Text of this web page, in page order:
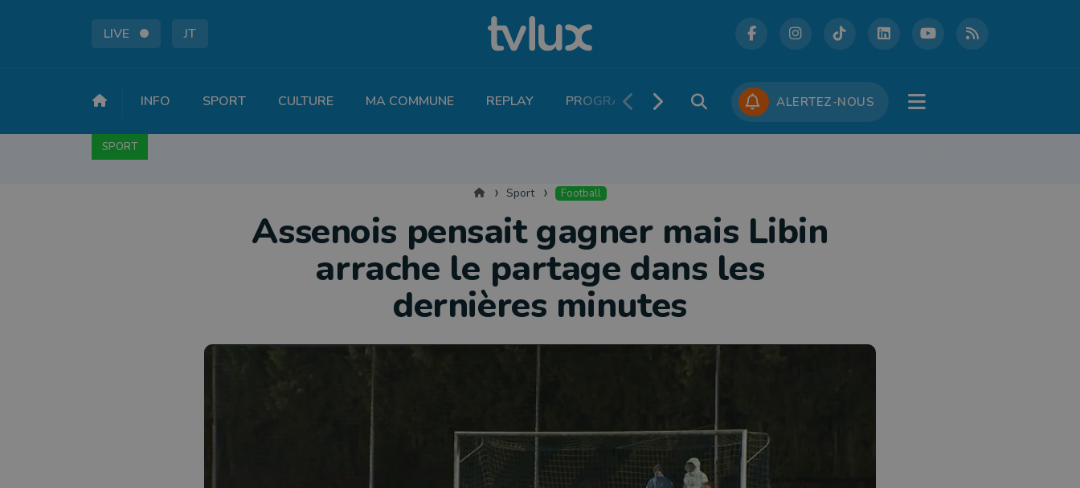
LIVE JT
INFO SPORT CULTURE MA COMMUNE REPLAY PROGRAMME TV PODCASTS CONCOURS JOBS
ALERTEZ-NOUS
SPORT
AccueilSport Football
Assenois pensait gagner mais Libin
arrache le partage dans les
dernières minutes